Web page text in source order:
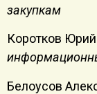
закупкам
Коротков
Белоусов